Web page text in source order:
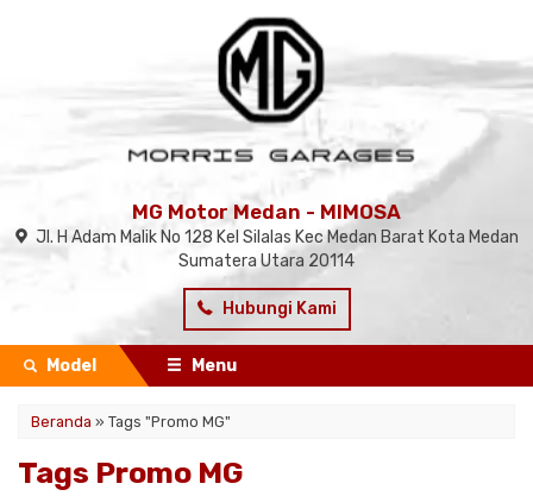
MG Motor Medan - MIMOSA
Jl. H Adam Malik No 128 Kel Silalas Kec Medan Barat Kota Medan
Sumatera Utara 20114
Hubungi Kami
Model Menu
Beranda » Tags "Promo MG"
Tags Promo MG